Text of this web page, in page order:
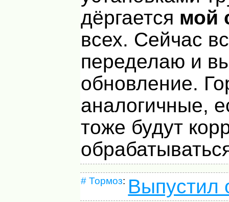
дёргается мой
всех. Сейчас
переделаю и
обновление.
аналогичные,
тоже будут
# Тормоз: Выпустил